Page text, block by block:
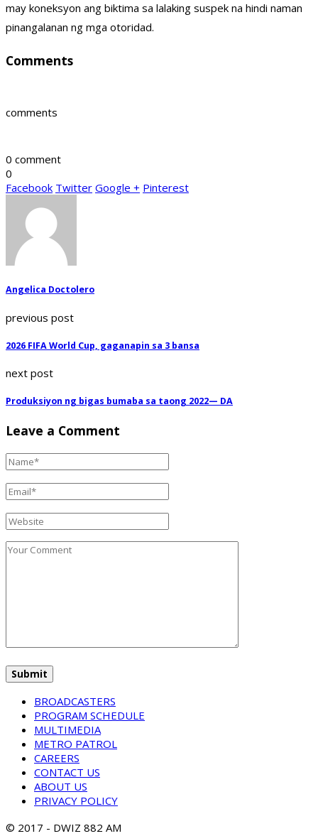
may koneksyon ang biktima sa lalaking suspek na hindi naman
pinangalanan ng mga otoridad.
Comments
comments
0 comment
0
Facebook Twitter Google + Pinterest
Angelica Doctolero
previous post
2026 FIFA World Cup, gaganapin sa 3 bansa
next post
Produksiyon ng bigas bumaba sa taong 2022— DA
Leave a Comment
BROADCASTERS
PROGRAM SCHEDULE
MULTIMEDIA
METRO PATROL
CAREERS
CONTACT US
ABOUT US
PRIVACY POLICY
© 2017 - DWIZ 882 AM